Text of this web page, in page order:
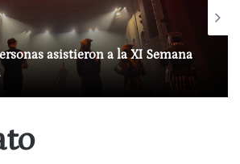
asistieron a la XI Semana